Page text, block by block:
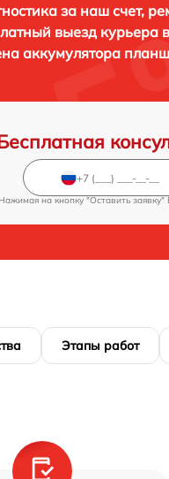
за наш счет,
выезд курьера
аккумулятора
Нажимая на кнопку "Оставить заявку"
Этапы работ